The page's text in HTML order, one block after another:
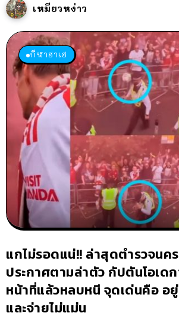
เหมียวหง่าว
กีฬาฮาเฮ
แกไม่รอดแน่!! ล่าสุดตำรวจนค
ประกาศตามล่าตัว กัปตันโอเดก
หน้าที่แล้วหลบหนี จุดเด่นคือ อ
และจ่ายไม่แม่น